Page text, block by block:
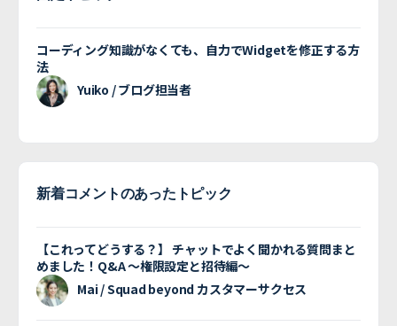
コーディング知識がなくても、自力でWidgetを修正する方
法
Yuiko / ブログ担当者
新着コメントのあったトピック
【これってどうする？】 チャットでよく聞かれる質問まと
めました！Q&A 〜権限設定と招待編〜
Mai / Squad beyond カスタマーサクセス